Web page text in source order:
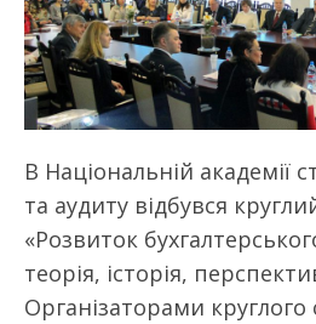
В Національній академії
та аудиту відбувся
«Розвиток
теорія, історія,
Організаторами круглого